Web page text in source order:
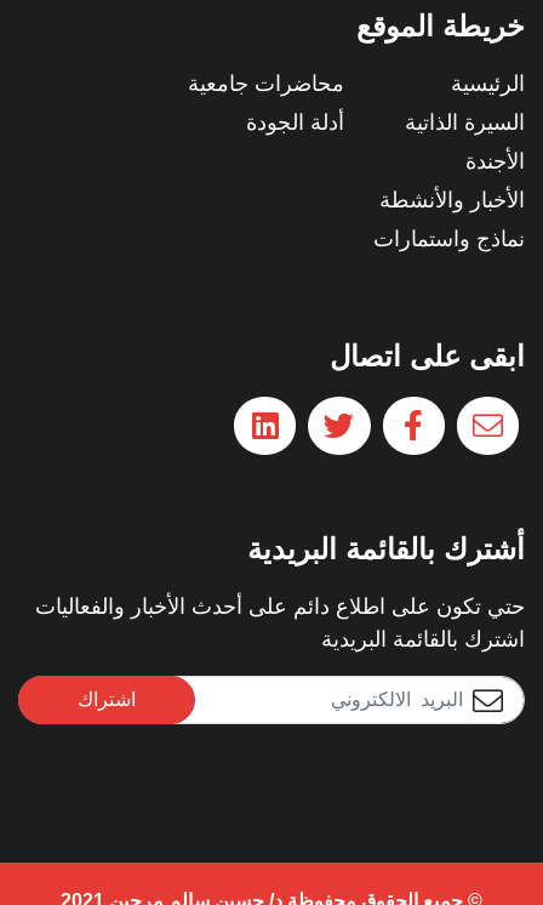
خريطة الموقع
الرئيسية
السيرة الذاتية
الأجندة
الأخبار والأنشطة
نماذج واستمارات
محاضرات جامعية
أدلة الجودة
ابقى على اتصال
أشترك بالقائمة البريدية
حتي تكون على اطلاع دائم على أحدث الأخبار والفعاليات
اشترك بالقائمة البريدية
اشتراك
© جميع الحقوق محفوظة د/ حسين سالم مرجين 2021